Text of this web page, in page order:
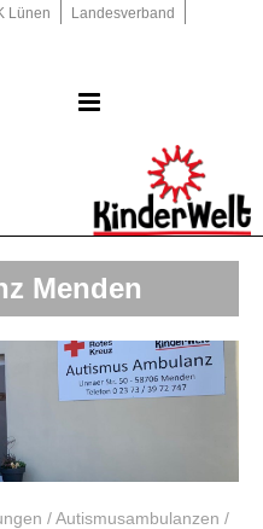
Lünen
Landesverband
Menden
/Autismusambulanzen /